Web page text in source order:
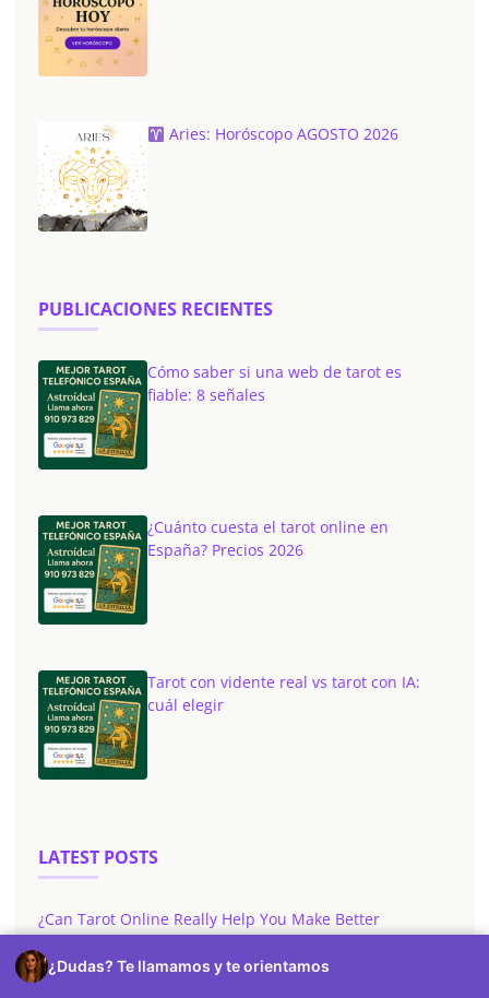
Aries: Horóscopo AGOSTO 2026
PUBLICACIONES RECIENTES
Cómo saber si una web de tarot es
fiable: 8 señales
¿Cuánto cuesta el tarot online en
España? Precios 2026
Tarot con vidente real vs tarot con IA:
cuál elegir
LATEST POSTS
¿Can Tarot Online Really Help You Make Better
¿Dudas? Te llamamos y te orientamos